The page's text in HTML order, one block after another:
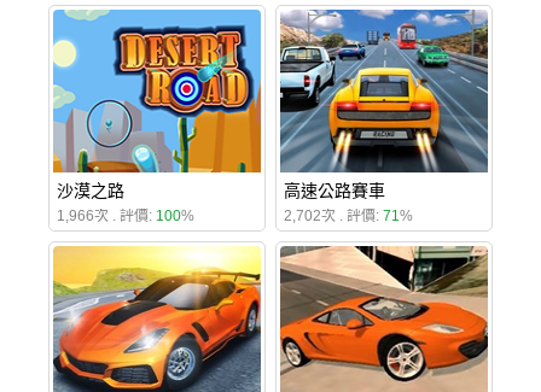
沙漠之路
1,966次 . 評價: 100%
高速公路賽車
2,702次 . 評價: 71%